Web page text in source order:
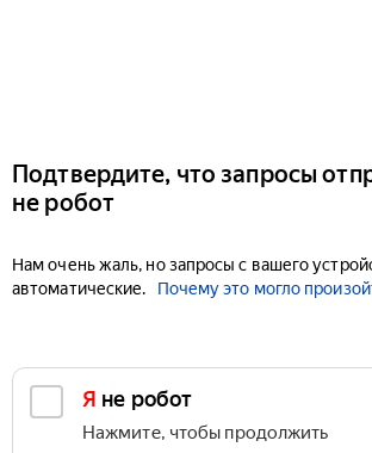
Подтвердите, что запросы
не робот
Нам очень жаль, но запросы с вашего
автоматические.
Почему это могло
Я не робот
Нажмите, чтобы продолжить